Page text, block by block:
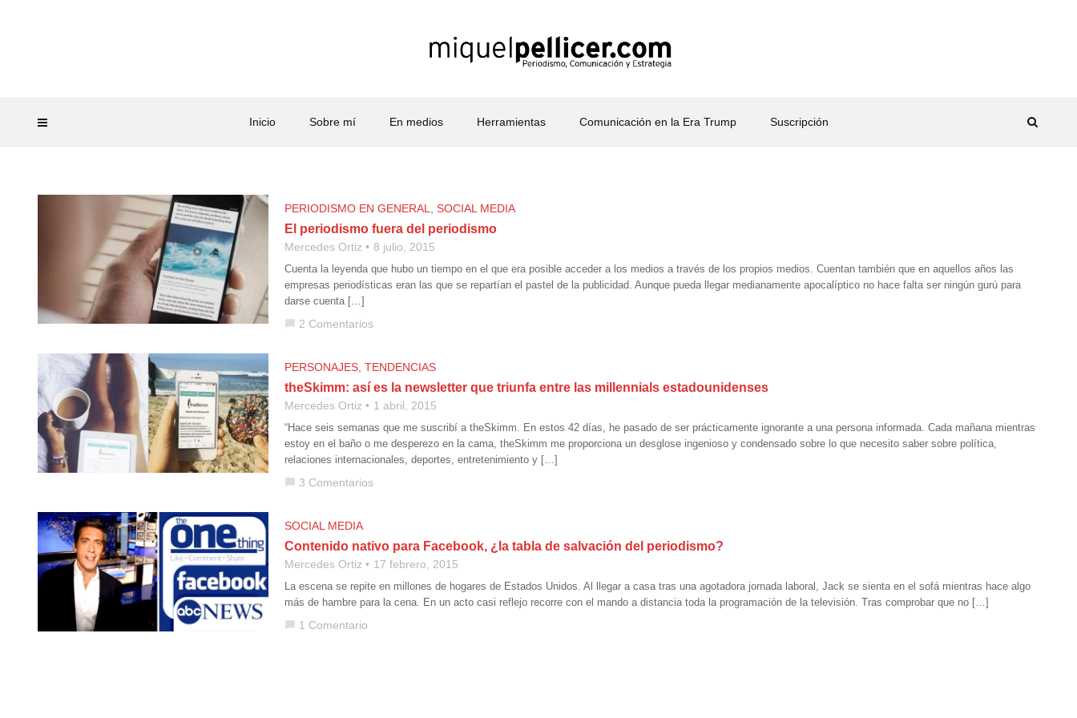
Inicio Sobre mí En medios Herramientas Comunicación en la Era Trump Suscripción
PERIODISMO EN GENERAL SOCIAL MEDIA
El periodismo fuera del periodismo
Mercedes Ortiz 8 julio, 2015
Cuenta la leyenda que hubo un tiempo en el que era posible acceder a los medios a través de los propios medios. Cuentan también que en aquellos años las
empresas periodísticas eran las que se repartían el pastel de la publicidad. Aunque pueda llegar medianamente apocalíptico no hace falta ser ningún gurú para
darse cuenta […]
chat_bubble 2 Comentarios
PERSONAJES TENDENCIAS
theSkimm: así es la newsletter que triunfa entre las millennials estadounidenses
Mercedes Ortiz 1 abril, 2015
“Hace seis semanas que me suscribí a theSkimm. En estos 42 días, he pasado de ser prácticamente ignorante a una persona informada. Cada mañana mientras
estoy en el baño o me desperezo en la cama, theSkimm me proporciona un desglose ingenioso y condensado sobre lo que necesito saber sobre política,
relaciones internacionales, deportes, entretenimiento y […]
chat_bubble 3 Comentarios
SOCIAL MEDIA
Contenido nativo para Facebook, ¿la tabla de salvación del periodismo?
Mercedes Ortiz 17 febrero, 2015
La escena se repite en millones de hogares de Estados Unidos. Al llegar a casa tras una agotadora jornada laboral, Jack se sienta en el sofá mientras hace algo
más de hambre para la cena. En un acto casi reflejo recorre con el mando a distancia toda la programación de la televisión. Tras comprobar que no […]
chat_bubble 1 Comentario